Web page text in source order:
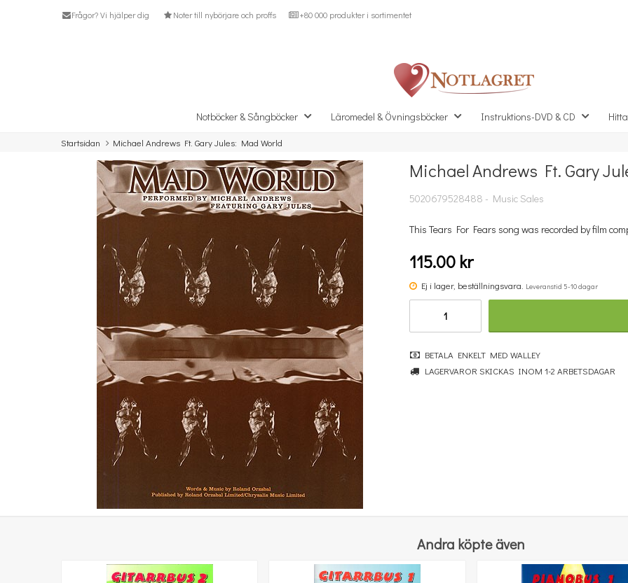
Frågor? Vi hjälper dig Noter till nybörjare och proffs +80 000 produkter i sortimentet
Notböcker & Sångböcker Läromedel & Övningsböcker Instruktions-DVD & CD
Startsidan Michael Andrews Ft. Gary Jules: Mad World
Missa inte detta...
Easy Piano CD Play-Along Volume 31: Star Wars
Michael Andrews Ft. Gary
5020679528488 - Music Sales
This Tears For Fears song was recorded by film
115.00 kr
Ej i lager, beställningsvara. Leveranstid 5-10 dagar
BETALA ENKELT MED WALLEY
LAGERVAROR SKICKAS INOM 1-2 ARBETSDAGAR
Andra köpte även